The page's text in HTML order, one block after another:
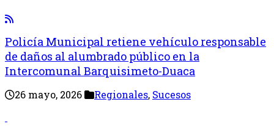
Policía Municipal retiene vehículo responsable
de daños al alumbrado público en la
Intercomunal Barquisimeto-Duaca
26 mayo, 2026 Regionales, Sucesos